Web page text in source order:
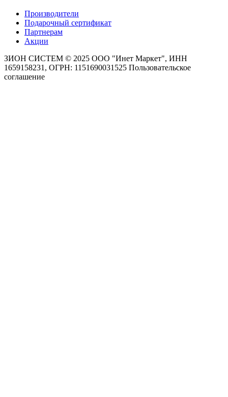
Производители
Подарочный сертификат
Партнерам
Акции
ЗИОН СИСТЕМ © 2025 ООО "Инет Маркет", ИНН
1659158231, ОГРН: 1151690031525 Пользовательское
соглашение